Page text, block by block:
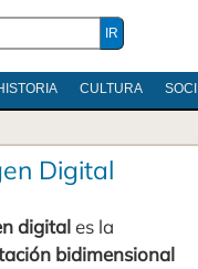
CULTURA
Digital
digitales la
bidimensional